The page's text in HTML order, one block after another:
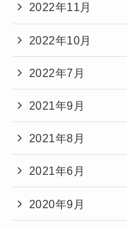
2022年11月
2022年10月
2022年7月
2021年9月
2021年8月
2021年6月
2020年9月